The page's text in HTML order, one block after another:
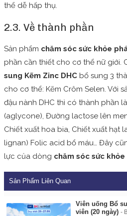
thể dễ hấp thụ.
2.3. Về thành phần
Sản phẩm chăm sóc sức khỏe
phần cần thiết cho cơ thể nữ giới.
sung Kẽm Zinc DHC bổ sung 3
cho cơ thể: Kẽm Crôm Selen. Với
đậu nành DHC thì có thành phần
(aglycone), Đường lactose lên
Chiết xuất hoa bia, Chiết xuất hạt
lignan) Folic acid bổ máu… Đây
lực của dòng chăm sóc sức khỏe
Sản Phẩm Liên Quan
Viên uống Bổ
viên (20 ngày)